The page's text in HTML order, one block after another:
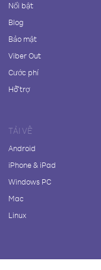
Nổi bật
Blog
Bảo mật
Viber Out
Cước phí
Hỗ trợ
TẢI VỀ
Android
iPhone & iPad
Windows PC
Mac
Linux